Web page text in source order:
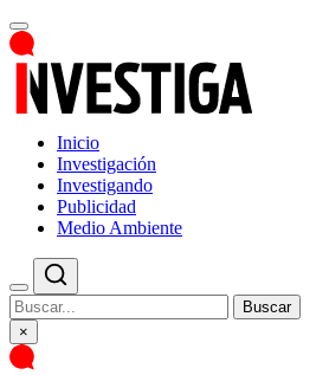
Inicio
Investigación
Investigando
Publicidad
Medio Ambiente
Buscar
×